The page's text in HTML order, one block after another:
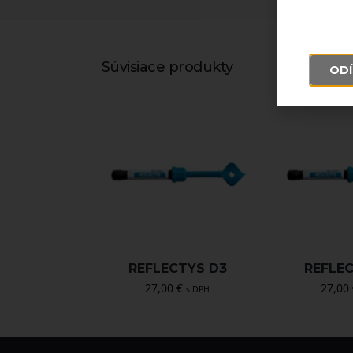
Súvisiace produkty
REFLECTYS D3
27,00€ s DPH
27,00